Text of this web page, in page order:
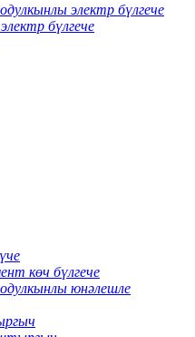
электр бүлгече
бүлгече
көч бүлгече
юнәлешле